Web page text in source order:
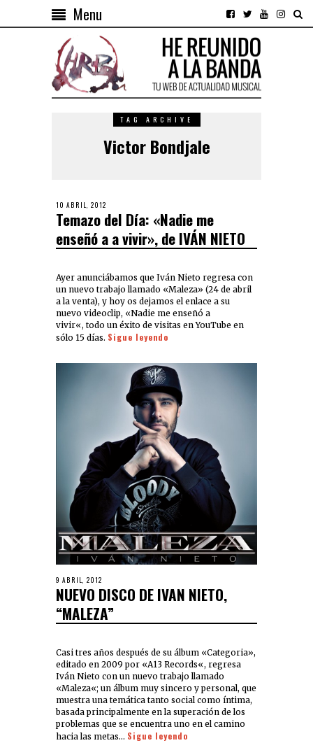
Menu
TAG ARCHIVE
Victor Bondjale
10 ABRIL, 2012
Temazo del Día: «Nadie me
enseñó a a vivir», de IVÁN NIETO
Ayer anunciábamos que Iván Nieto regresa con
un nuevo trabajo llamado «Maleza» (24 de abril
a la venta), y hoy os dejamos el enlace a su
nuevo videoclip, «Nadie me enseñó a
vivir«, todo un éxito de visitas en YouTube en
sólo 15 días. Sigue leyendo
9 ABRIL, 2012
NUEVO DISCO DE IVAN NIETO,
“MALEZA”
Casi tres años después de su álbum «Categoria»,
editado en 2009 por «A13 Records«, regresa
Iván Nieto con un nuevo trabajo llamado
«Maleza«; un álbum muy sincero y personal, que
muestra una temática tanto social como íntima,
basada principalmente en la superación de los
problemas que se encuentra uno en el camino
hacia las metas… Sigue leyendo